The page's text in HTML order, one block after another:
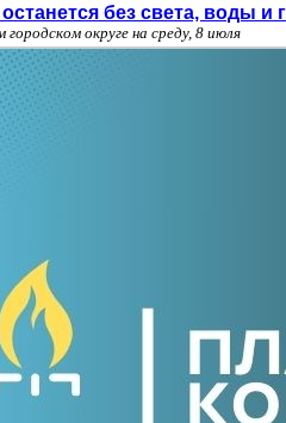
без света, воды и
округе на среду, 8 июля